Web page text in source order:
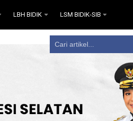
LBH BIDIK LSM BIDIK-SIB